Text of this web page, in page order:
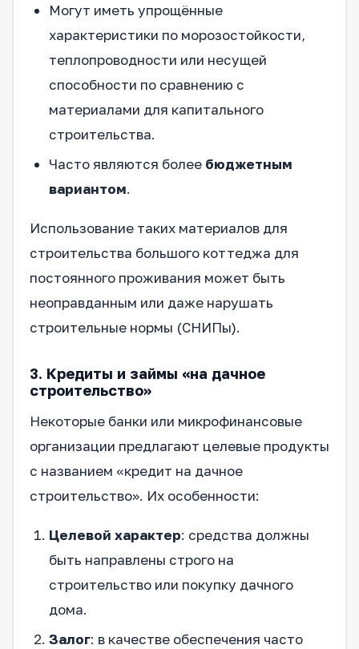
Могут иметь упрощённые
характеристики по морозостойкости,
теплопроводности или несущей
способности по сравнению с
материалами для капитального
строительства.
Часто являются более бюджетным
вариантом.
Использование таких материалов для
строительства большого коттеджа для
постоянного проживания может быть
неоправданным или даже нарушать
строительные нормы (СНИПы).
3. Кредиты и займы «на дачное
строительство»
Некоторые банки или микрофинансовые
организации предлагают целевые продукты
с названием «кредит на дачное
строительство». Их особенности:
Целевой характер: средства должны
быть направлены строго на
строительство или покупку дачного
дома.
Залог: в качестве обеспечения часто